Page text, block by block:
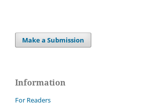
Make a Submission
Information
For Readers